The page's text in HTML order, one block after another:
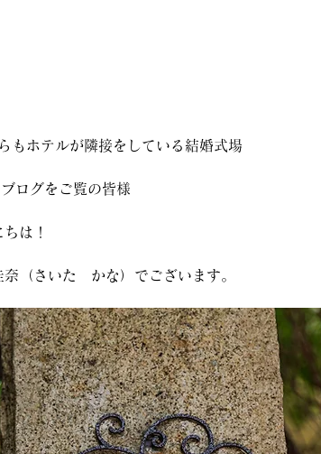
もホテルが隣接をしている結婚式場
ログをご覧の皆様
は！
（さいた　かな）でございます。